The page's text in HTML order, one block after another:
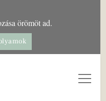
örömöt ad.